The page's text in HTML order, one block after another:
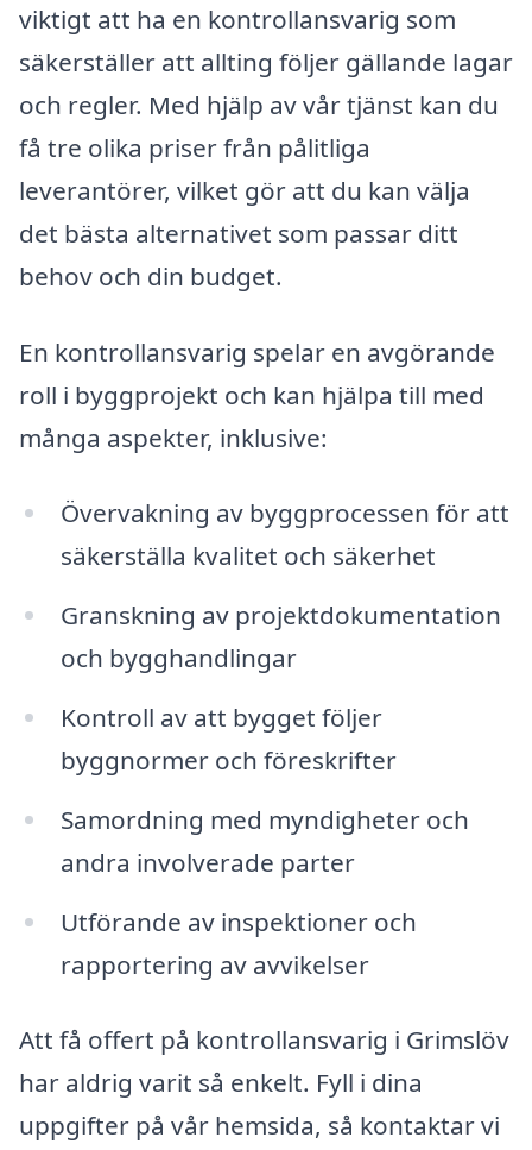
viktigt att ha en kontrollansvarig som
säkerställer att allting följer gällande lagar
och regler. Med hjälp av vår tjänst kan du
få tre olika priser från pålitliga
leverantörer, vilket gör att du kan välja
det bästa alternativet som passar ditt
behov och din budget.
En kontrollansvarig spelar en avgörande
roll i byggprojekt och kan hjälpa till med
många aspekter, inklusive:
Övervakning av byggprocessen för att
säkerställa kvalitet och säkerhet
Granskning av projektdokumentation
och bygghandlingar
Kontroll av att bygget följer
byggnormer och föreskrifter
Samordning med myndigheter och
andra involverade parter
Utförande av inspektioner och
rapportering av avvikelser
Att få offert på kontrollansvarig i Grimslöv
har aldrig varit så enkelt. Fyll i dina
uppgifter på vår hemsida, så kontaktar vi